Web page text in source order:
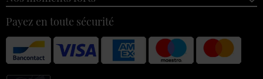
Payez en toute sécurité